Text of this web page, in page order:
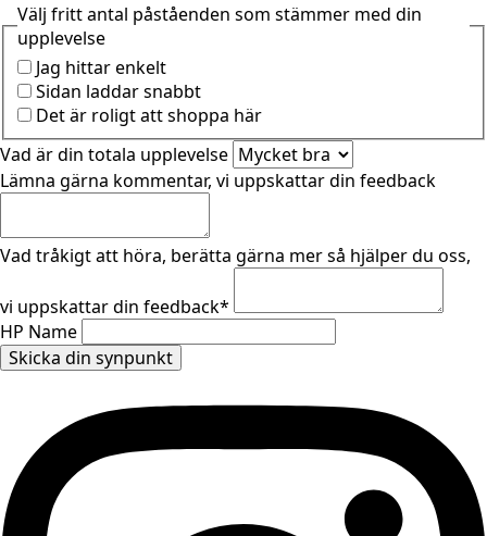
Välj fritt antal påståenden som stämmer med din
upplevelse
Jag hittar enkelt
Sidan laddar snabbt
Det är roligt att shoppa här
Vad är din totala upplevelse
Lämna gärna kommentar, vi uppskattar din feedback
Vad tråkigt att höra, berätta gärna mer så hjälper du oss,
vi uppskattar din feedback*
HP Name
Skicka din synpunkt